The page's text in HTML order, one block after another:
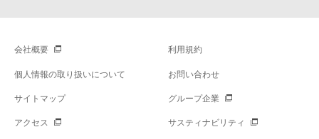
会社概要 利用規約
個人情報の取り扱いについて お問い合わせ
サイトマップ グループ企業
アクセス サスティナビリティ